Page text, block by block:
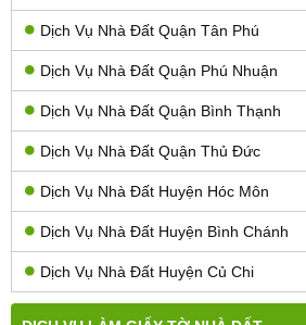
Dịch Vụ Nhà Đất Quận Tân Phú
Dịch Vụ Nhà Đất Quận Phú Nhuận
Dịch Vụ Nhà Đất Quận Bình Thạnh
Dịch Vụ Nhà Đất Quận Thủ Đức
Dịch Vụ Nhà Đất Huyện Hóc Môn
Dịch Vụ Nhà Đất Huyện Bình Chánh
Dịch Vụ Nhà Đất Huyện Củ Chi